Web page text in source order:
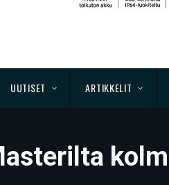
UUTISET ARTIKKELIT